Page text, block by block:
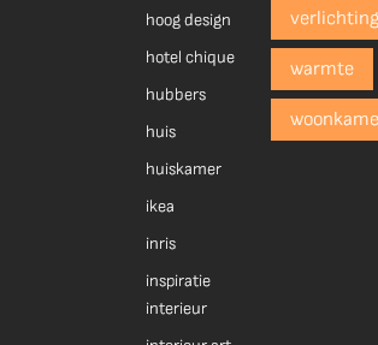
hoog design
hotel chique
hubbers
huis
huiskamer
ikea
inris
inspiratie
interieur
warmte